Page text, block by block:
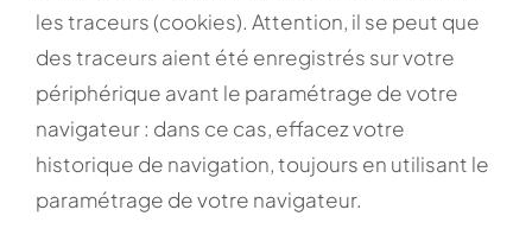
les traceurs (cookies). Attention, il se peut que
des traceurs aient été enregistrés sur votre
périphérique avant le paramétrage de votre
navigateur : dans ce cas, effacez votre
historique de navigation, toujours en utilisant le
paramétrage de votre navigateur.